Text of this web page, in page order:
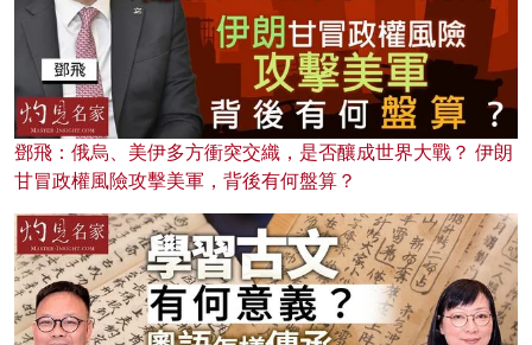
鄧飛：俄烏、美伊多方衝突交織，是否釀成世界大戰？ 伊朗
甘冒政權風險攻擊美軍，背後有何盤算？